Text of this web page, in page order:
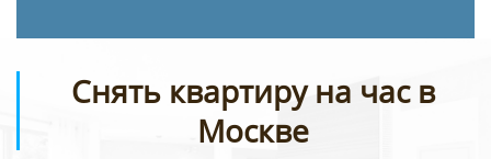
Снять квартиру на час в
Москве